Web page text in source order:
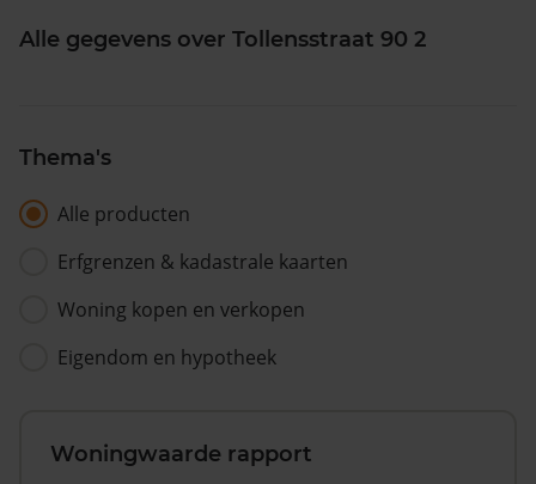
Alle gegevens over Tollensstraat 90 2
Thema's
Alle producten
Erfgrenzen & kadastrale kaarten
Woning kopen en verkopen
Eigendom en hypotheek
Woningwaarde rapport